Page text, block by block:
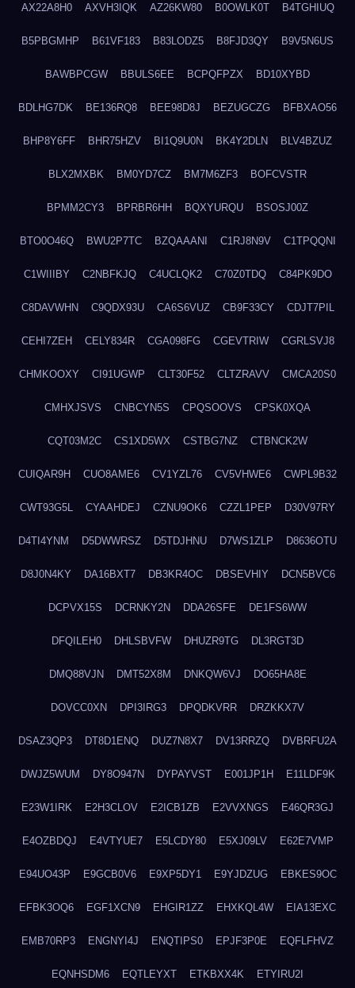
AX22A8H0 AXVH3IQK AZ26KW80 B0OWLK0T B4TGHIUQ
B5PBGMHP B61VF183 B83LODZ5 B8FJD3QY B9V5N6US
BAWBPCGW BBULS6EE BCPQFPZX BD10XYBD
BDLHG7DK BE136RQ8 BEE98D8J BEZUGCZG BFBXAO56
BHP8Y6FF BHR75HZV BI1Q9U0N BK4Y2DLN BLV4BZUZ
BLX2MXBK BM0YD7CZ BM7M6ZF3 BOFCVSTR
BPMM2CY3 BPRBR6HH BQXYURQU BSOSJ00Z
BTO0O46Q BWU2P7TC BZQAAANI C1RJ8N9V C1TPQQNI
C1WIIIBY C2NBFKJQ C4UCLQK2 C70Z0TDQ C84PK9DO
C8DAVWHN C9QDX93U CA6S6VUZ CB9F33CY CDJT7PIL
CEHI7ZEH CELY834R CGA098FG CGEVTRIW CGRLSVJ8
CHMKOOXY CI91UGWP CLT30F52 CLTZRAVV CMCA20S0
CMHXJSVS CNBCYN5S CPQSOOVS CPSK0XQA
CQT03M2C CS1XD5WX CSTBG7NZ CTBNCK2W
CUIQAR9H CUO8AME6 CV1YZL76 CV5VHWE6 CWPL9B32
CWT93G5L CYAAHDEJ CZNU9OK6 CZZL1PEP D30V97RY
D4TI4YNM D5DWWRSZ D5TDJHNU D7WS1ZLP D8636OTU
D8J0N4KY DA16BXT7 DB3KR4OC DBSEVHIY DCN5BVC6
DCPVX15S DCRNKY2N DDA26SFE DE1FS6WW
DFQILEH0 DHLSBVFW DHUZR9TG DL3RGT3D
DMQ88VJN DMT52X8M DNKQW6VJ DO65HA8E
DOVCC0XN DPI3IRG3 DPQDKVRR DRZKKX7V
DSAZ3QP3 DT8D1ENQ DUZ7N8X7 DV13RRZQ DVBRFU2A
DWJZ5WUM DY8O947N DYPAYVST E001JP1H E11LDF9K
E23W1IRK E2H3CLOV E2ICB1ZB E2VVXNGS E46QR3GJ
E4OZBDQJ E4VTYUE7 E5LCDY80 E5XJ09LV E62E7VMP
E94UO43P E9GCB0V6 E9XP5DY1 E9YJDZUG EBKES9OC
EFBK3OQ6 EGF1XCN9 EHGIR1ZZ EHXKQL4W EIA13EXC
EMB70RP3 ENGNYI4J ENQTIPS0 EPJF3P0E EQFLFHVZ
EQNHSDM6 EQTLEYXT ETKBXX4K ETYIRU2I